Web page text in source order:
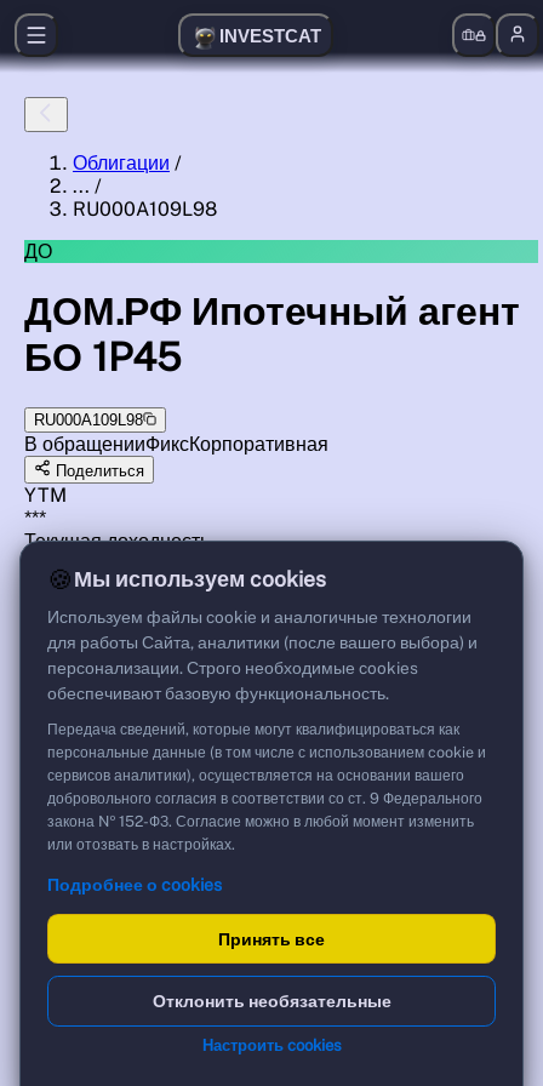
INVESTCAT
Облигации /
... /
RU000A109L98
ДО
ДОМ.РФ Ипотечный агент
БО 1P45
RU000A109L98
В обращенииФиксКорпоративная
Поделиться
YTM
***
Текущая доходность
15,69%
G спред
97,76 %
826,87 ₽
Срок, лет
28,72
Дюрация, лет
4,98
Рейтинг
AA
Тип
Фикс
Доходность и цена
YTM эффективная ?
🍪Мы используем cookies
Используем файлы cookie и аналогичные технологии
для работы Сайта, аналитики (после вашего выбора) и
персонализации. Строго необходимые cookies
обеспечивают базовую функциональность.
Передача сведений, которые могут квалифицироваться как
персональные данные (в том числе с использованием cookie и
сервисов аналитики), осуществляется на основании вашего
добровольного согласия в соответствии со ст. 9 Федерального
закона № 152-ФЗ. Согласие можно в любой момент изменить
или отозвать в настройках.
Подробнее о cookies
Принять все
Отклонить необязательные
Настроить cookies